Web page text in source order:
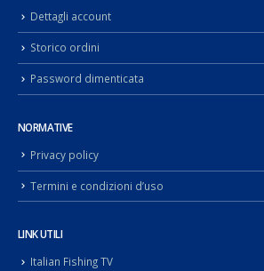
Dettagli account
Storico ordini
Password dimenticata
NORMATIVE
Privacy policy
Termini e condizioni d’uso
LINK UTILI
Italian Fishing TV